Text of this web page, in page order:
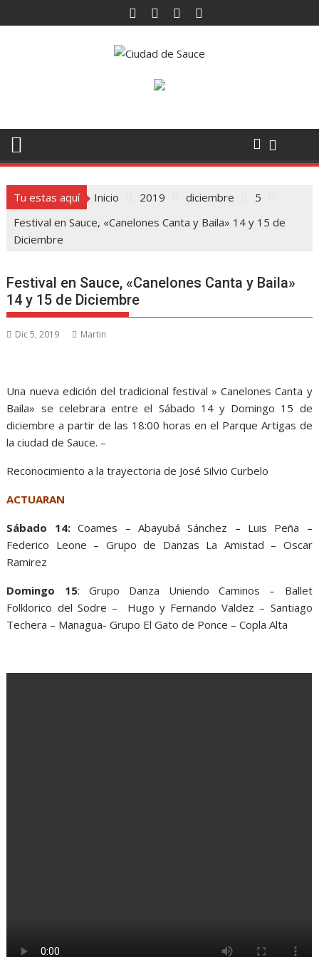
al
Tu estas aquí Inicio 2019 diciembre
5
Festival en Sauce, «Canelones Canta y Baila» 14 y 15 de
Diciembre
Festival en Sauce, «Canelones Canta y Baila»
14 y 15 de Diciembre
Dic 5, 2019 Martin
Una nueva edición del tradicional festival » Canelones Canta y
Baila» se celebrara entre el Sábado 14 y Domingo 15 de
diciembre a partir de las 18:00 horas en el Parque Artigas de
la ciudad de Sauce. –
Reconocimiento a la trayectoria de José Silvio Curbelo
ACTUARAN
Sábado 14:Coames – Abayubá Sánchez – Luis Peña –
Federico Leone – Grupo de Danzas La Amistad – Oscar
Ramirez
Domingo 15: Grupo Danza Uniendo Caminos – Ballet
Folklorico del Sodre – Hugo y Fernando Valdez – Santiago
Techera – Managua- Grupo El Gato de Ponce – Copla Alta